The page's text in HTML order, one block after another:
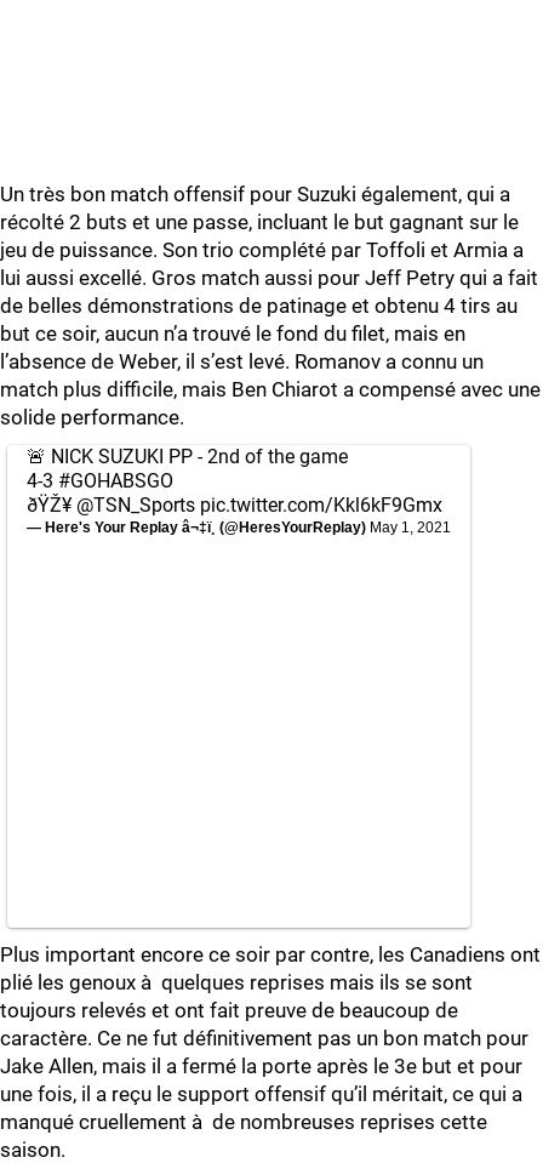
Un très bon match offensif pour Suzuki également, qui a
récolté 2 buts et une passe, incluant le but gagnant sur le
jeu de puissance. Son trio complété par Toffoli et Armia a
lui aussi excellé. Gros match aussi pour Jeff Petry qui a fait
de belles démonstrations de patinage et obtenu 4 tirs au
but ce soir, aucun n’a trouvé le fond du filet, mais en
l’absence de Weber, il s’est levé. Romanov a connu un
match plus difficile, mais Ben Chiarot a compensé avec une
solide performance.
🚨 NICK SUZUKI PP - 2nd of the game
4-3 #GOHABSGO
ðŸŽ¥ @TSN_Sports pic.twitter.com/Kkl6kF9Gmx
— Here's Your Replay â¬‡ï¸ (@HeresYourReplay) May 1, 2021
Plus important encore ce soir par contre, les Canadiens ont
plié les genoux à quelques reprises mais ils se sont
toujours relevés et ont fait preuve de beaucoup de
caractère. Ce ne fut définitivement pas un bon match pour
Jake Allen, mais il a fermé la porte après le 3e but et pour
une fois, il a reçu le support offensif qu’il méritait, ce qui a
manqué cruellement à de nombreuses reprises cette
saison.